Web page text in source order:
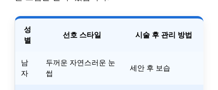
성
별
선호 스타일 시술 후 관리 방법
남
자
두꺼운 자연스러운 눈
썹
세안 후 보습